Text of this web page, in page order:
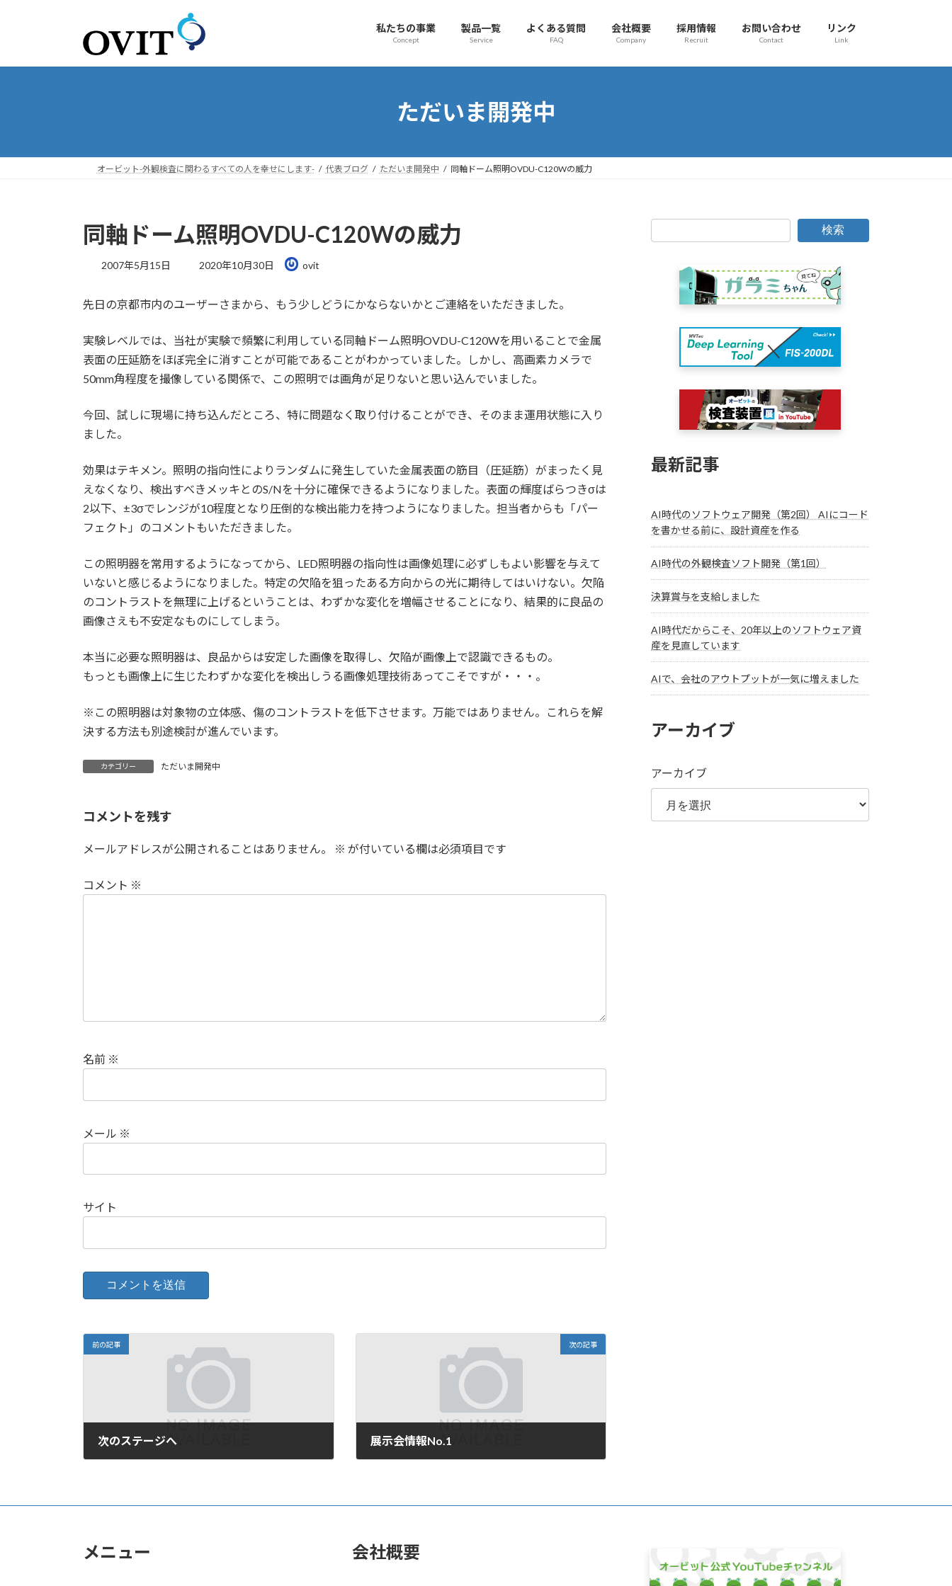
プ
動
私たちの事業
Concept
製品一覧
Service
よくある質問
FAQ
会社概要
Company
採用情報
Recruit
お問い合わせ
Contact
リンク
Link
ただいま開発中
オービット-外観検査に関わるすべての人を幸せにします- 代表ブログ ただいま開発中 同軸ドーム照明OVDU-C120Wの威力
同軸ドーム照明OVDU-C120Wの威力
2007年5月15日
最
新
時
:
2020年10月30日 ovit
先日の京都市内のユーザーさまから、もう少しどうにかならないかとご連絡をいただきました。
実験レベルでは、当社が実験で頻繁に利用している同軸ドーム照明OVDU-C120Wを用いることで金属
表面の圧延筋をほぼ完全に消すことが可能であることがわかっていました。しかし、高画素カメラで
50mm角程度を撮像している関係で、この照明では画角が足りないと思い込んでいました。
今回、試しに現場に持ち込んだところ、特に問題なく取り付けることができ、そのまま運用状態に入り
ました。
効果はテキメン。照明の指向性によりランダムに発生していた金属表面の筋目（圧延筋）がまったく見
えなくなり、検出すべきメッキとのS/Nを十分に確保できるようになりました。表面の輝度ばらつきσは
2以下、±3σでレンジが10程度となり圧倒的な検出能力を持つようになりました。担当者からも「パー
フェクト」のコメントもいただきました。
この照明器を常用するようになってから、LED照明器の指向性は画像処理に必ずしもよい影響を与えて
いないと感じるようになりました。特定の欠陥を狙ったある方向からの光に期待してはいけない。欠陥
のコントラストを無理に上げるということは、わずかな変化を増幅させることになり、結果的に良品の
画像さえも不安定なものにしてしまう。
本当に必要な照明器は、良品からは安定した画像を取得し、欠陥が画像上で認識できるもの。
もっとも画像上に生じたわずかな変化を検出しうる画像処理技術あってこそですが・・・。
※この照明器は対象物の立体感、傷のコントラストを低下させます。万能ではありません。これらを解
決する方法も別途検討が進んでいます。
カテゴリー ただいま開発中
コメントを残す
メールアドレスが公開されることはありません。 ※ が付いている欄は必須項目です
コメント ※
名前 ※
メール ※
サイト
前の記事
次のステージへ
次の記事
展示会情報No.1
検索
最新記事
AI時代のソフトウェア開発（第2回） AIにコード
を書かせる前に、設計資産を作る
AI時代の外観検査ソフト開発（第1回）
決算賞与を支給しました
AI時代だからこそ、20年以上のソフトウェア資
産を見直しています
AIで、会社のアウトプットが一気に増えました
アーカイブ
アーカイブ
メニュー 会社概要